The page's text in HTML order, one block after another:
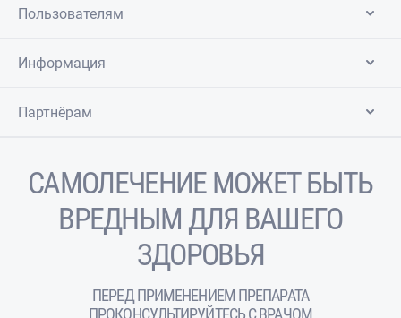
Пользователям
Информация
Партнёрам
САМОЛЕЧЕНИЕ МОЖЕТ БЫТЬ
ВРЕДНЫМ ДЛЯ ВАШЕГО
ЗДОРОВЬЯ
ПЕРЕД ПРИМЕНЕНИЕМ ПРЕПАРАТА
ПРОКОНСУЛЬТИРУЙТЕСЬ С ВРАЧОМ